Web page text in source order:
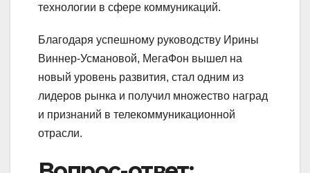
технологии в сфере коммуникаций.
Благодаря успешному руководству Ирины
Виннер-Усмановой, МегаФон вышел на
новый уровень развития, стал одним из
лидеров рынка и получил множество наград
и признаний в телекоммуникационной
отрасли.